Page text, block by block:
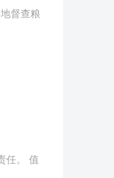
督查粮
任。 值